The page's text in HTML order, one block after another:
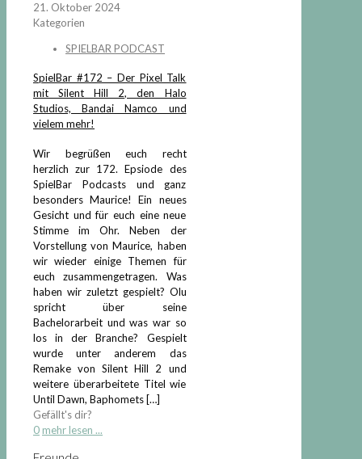
21. Oktober 2024
Kategorien
SPIELBAR PODCAST
SpielBar #172 – Der Pixel Talk
mit Silent Hill 2, den Halo
Studios, Bandai Namco und
vielem mehr!
Wir begrüßen euch recht
herzlich zur 172. Epsiode des
SpielBar Podcasts und ganz
besonders Maurice! Ein neues
Gesicht und für euch eine neue
Stimme im Ohr. Neben der
Vorstellung von Maurice, haben
wir wieder einige Themen für
euch zusammengetragen. Was
haben wir zuletzt gespielt? Olu
spricht über seine
Bachelorarbeit und was war so
los in der Branche? Gespielt
wurde unter anderem das
Remake von Silent Hill 2 und
weitere überarbeitete Titel wie
Until Dawn, Baphomets[…]
Gefällt's dir?
0 mehr lesen ...